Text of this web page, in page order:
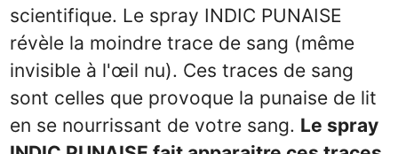
scientifique. Le spray INDIC PUNAISE
révèle la moindre trace de sang (même
invisible à l'œil nu). Ces traces de sang
sont celles que provoque la punaise de lit
en se nourrissant de votre sang. Le spray